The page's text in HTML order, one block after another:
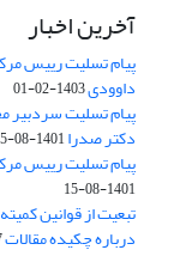
آخرین اخبار
پیام تسلیت رییس
داوودی1403-02-01
پیام تسلیت سردبیر
دکتر صدرا1401-08-15
پیام تسلیت رییس
1401-08-15
تبعیت از قوانین
درباره چکیده مقالات